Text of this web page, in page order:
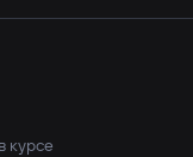
курсе